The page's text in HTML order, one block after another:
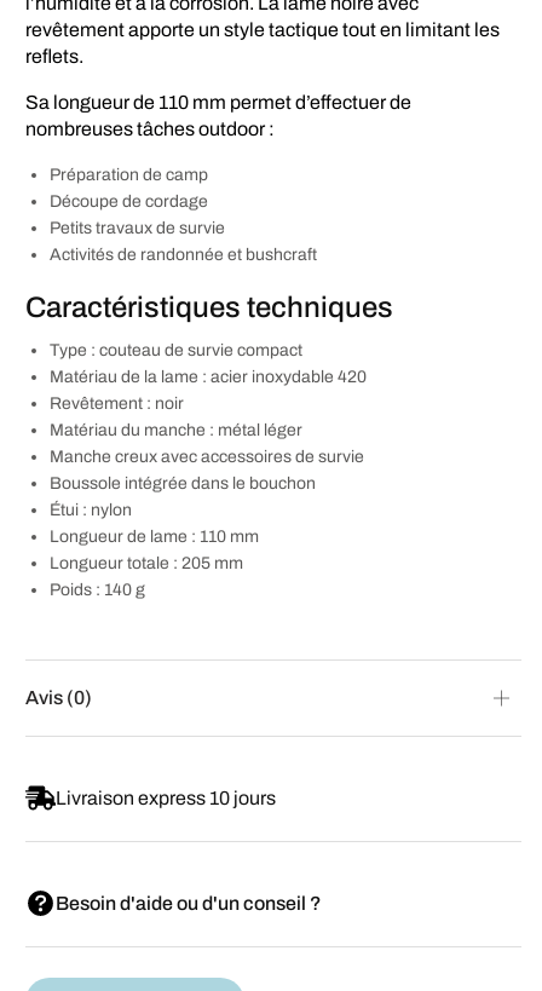
revêtement apporte un style tactique tout en limitant les
reflets.
Sa longueur de 110 mm permet d’effectuer de
nombreuses tâches outdoor :
Préparation de camp
Découpe de cordage
Petits travaux de survie
Activités de randonnée et bushcraft
Caractéristiques techniques
Type : couteau de survie compact
Matériau de la lame : acier inoxydable 420
Revêtement : noir
Matériau du manche : métal léger
Manche creux avec accessoires de survie
Boussole intégrée dans le bouchon
Étui : nylon
Longueur de lame : 110 mm
Longueur totale : 205 mm
Poids : 140 g
Avis (0)
Livraison express 10 jours
Besoin d'aide ou d'un conseil ?